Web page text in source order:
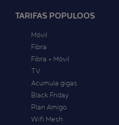
TARIFAS POPULOOS
Móvil
Fibra
Fibra + Móvil
TV
Acumula gigas
Black Friday
Plan Amigo
Wifi Mesh